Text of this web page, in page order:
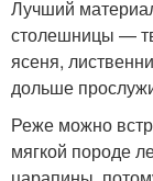
Лучший
столешницы —
ясеня,
дольше
Реже можно
мягкой породе